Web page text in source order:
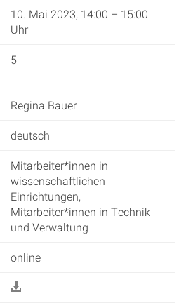
10. Mai 2023, 14:00 – 15:00
Uhr
5
Regina Bauer
deutsch
Mitarbeiter*innen in
wissenschaftlichen
Einrichtungen,
Mitarbeiter*innen in Technik
und Verwaltung
online